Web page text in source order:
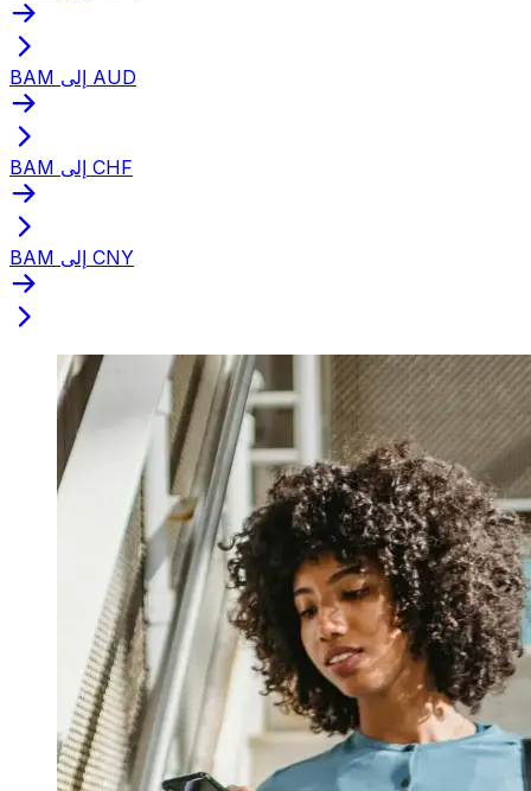
BAM إلى AUD
BAM إلى CHF
BAM إلى CNY